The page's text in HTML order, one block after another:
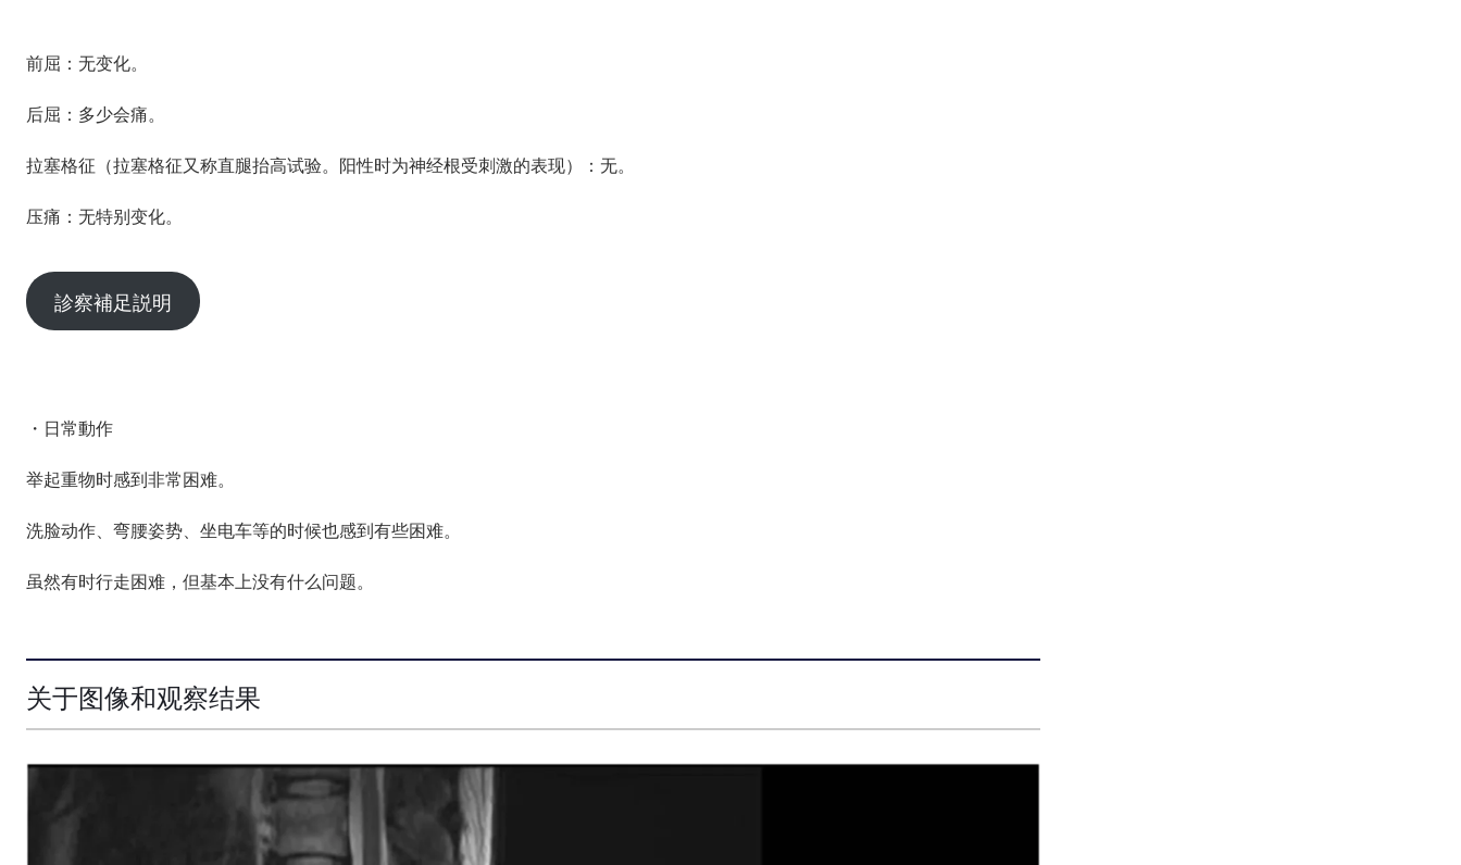
前屈：无变化。
后屈：多少会痛。
拉塞格征（拉塞格征又称直腿抬高试验。阳性时为神经根受刺激的表现）：无。
压痛：无特别变化。
診察補足説明
・日常動作
举起重物时感到非常困难。
洗脸动作、弯腰姿势、坐电车等的时候也感到有些困难。
虽然有时行走困难，但基本上没有什么问题。
关于图像和观察结果